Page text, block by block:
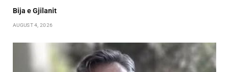
Bija e Gjilanit
AUGUST 4, 2026